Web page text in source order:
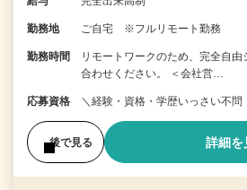
勤務地 ご自宅 ※フルリモート勤務
勤務時間
リモートワークのため、完全自
合わせください。 ＜会社営…
応募資格 ＼経験・資格・学歴いっさい不問
後で見る 詳細を